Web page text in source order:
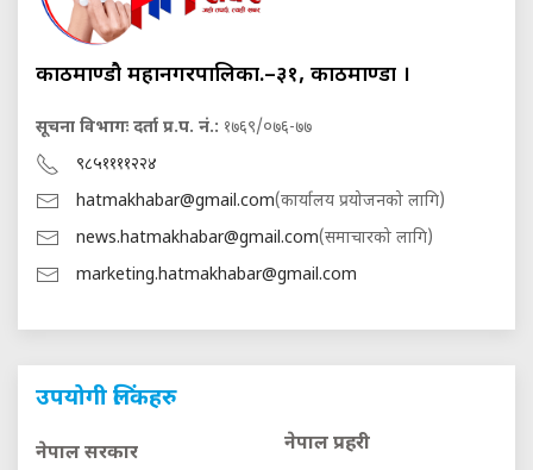
काठमाण्डौ महानगरपालिका.–३१, काठमाण्डौं ।
सूचना विभागः दर्ता प्र.प. नं.: १७६९/०७६-७७
९८५११११२२४
hatmakhabar@gmail.com(कार्यालय प्रयोजनको लागि)
news.hatmakhabar@gmail.com(समाचारको लागि)
marketing.hatmakhabar@gmail.com
उपयोगी लिंकहरु
नेपाल सरकार
नेपाल प्रहरी